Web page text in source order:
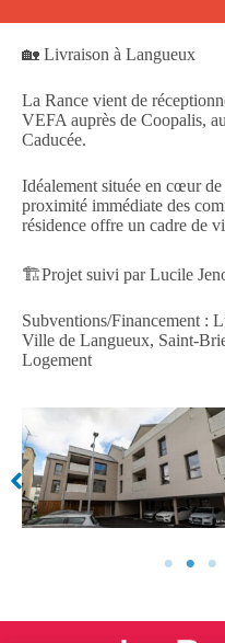
🏡 Livraison à Langueux
La Rance vient de
VEFA auprès de Coopalis,
Caducée.
Idéalement située en cœur
proximité immédiate des
résidence offre un cadre de
🏗️Projet suivi par Lucile
Subventions/Financement :
Ville de Langueux, Saint-
Logement
Aucune légende